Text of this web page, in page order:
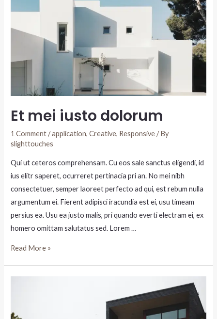
Et mei iusto dolorum
1 Comment /application,Creative, Responsive/ By
slighttouches
Qui ut ceteros comprehensam. Cu eos sale sanctus eligendi, id
ius elitr saperet, ocurreret pertinacia pri an. No mei nibh
consectetuer, semper laoreet perfecto ad qui, est rebum nulla
argumentum ei. Fierent adipisci iracundia est ei, usu timeam
persius ea. Usu ea justo malis, pri quando everti electram ei, ex
homero omittam salutatus sed. Lorem …
Read More »